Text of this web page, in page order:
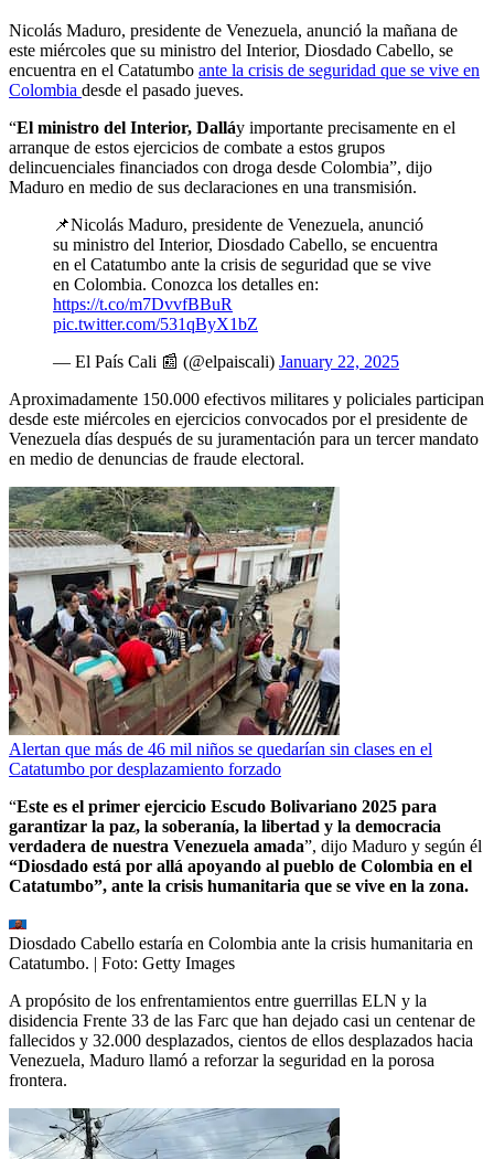
Nicolás Maduro, presidente de Venezuela, anunció la mañana de
este miércoles que su ministro del Interior, Diosdado Cabello, se
encuentra en el Catatumbo ante la crisis de seguridad que se vive en
Colombia desde el pasado jueves.
“El ministro del Interior, Dalláy importante precisamente en el
arranque de estos ejercicios de combate a estos grupos
delincuenciales financiados con droga desde Colombia”, dijo
Maduro en medio de sus declaraciones en una transmisión.
📌Nicolás Maduro, presidente de Venezuela, anunció
su ministro del Interior, Diosdado Cabello, se encuentra
en el Catatumbo ante la crisis de seguridad que se vive
en Colombia. Conozca los detalles en:
https://t.co/m7DvvfBBuR
pic.twitter.com/531qByX1bZ
— El País Cali 📰 (@elpaiscali) January 22, 2025
Aproximadamente 150.000 efectivos militares y policiales participan
desde este miércoles en ejercicios convocados por el presidente de
Venezuela días después de su juramentación para un tercer mandato
en medio de denuncias de fraude electoral.
Alertan que más de 46 mil niños se quedarían sin clases en el
Catatumbo por desplazamiento forzado
“Este es el primer ejercicio Escudo Bolivariano 2025 para
garantizar la paz, la soberanía, la libertad y la democracia
verdadera de nuestra Venezuela amada”, dijo Maduro y según él
“Diosdado está por allá apoyando al pueblo de Colombia en el
Catatumbo”, ante la crisis humanitaria que se vive en la zona.
Diosdado Cabello estaría en Colombia ante la crisis humanitaria en
Catatumbo. | Foto: Getty Images
A propósito de los enfrentamientos entre guerrillas ELN y la
disidencia Frente 33 de las Farc que han dejado casi un centenar de
fallecidos y 32.000 desplazados, cientos de ellos desplazados hacia
Venezuela, Maduro llamó a reforzar la seguridad en la porosa
frontera.